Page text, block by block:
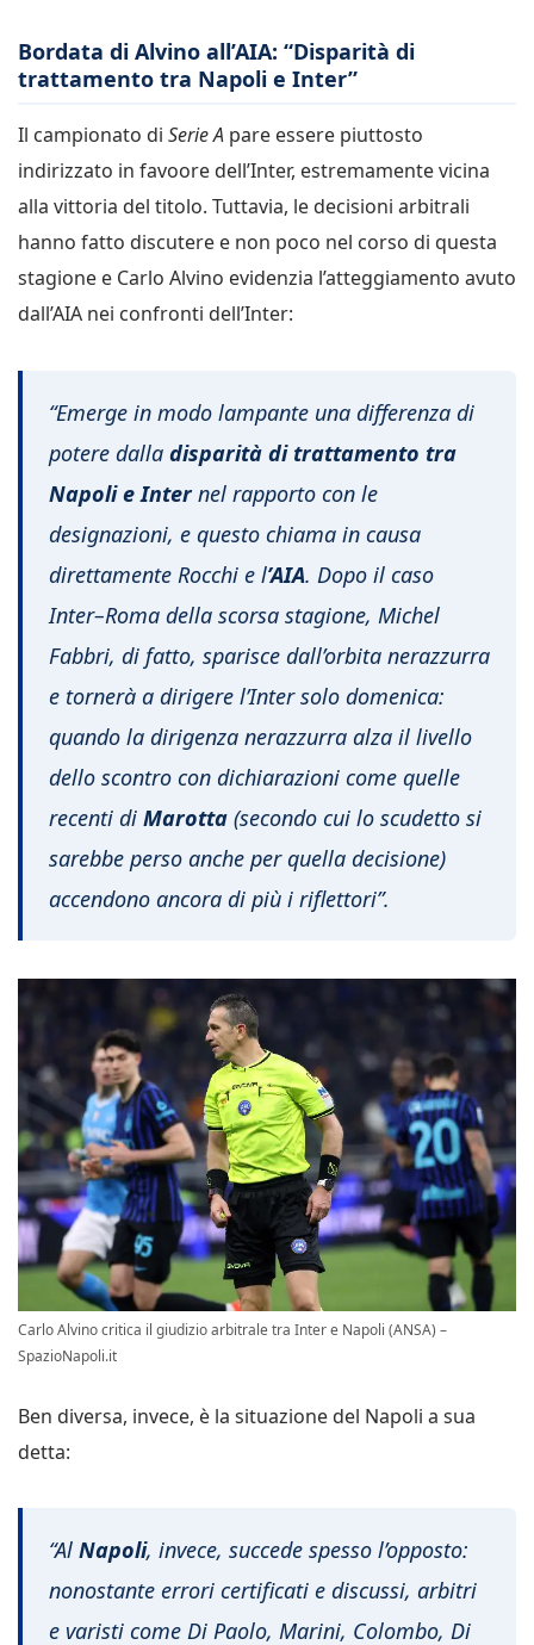
Bordata di Alvino all’AIA: “Disparità di
trattamento tra Napoli e Inter”
Il campionato di Serie A pare essere piuttosto
indirizzato in favoore dell’Inter, estremamente vicina
alla vittoria del titolo. Tuttavia, le decisioni arbitrali
hanno fatto discutere e non poco nel corso di questa
stagione e Carlo Alvino evidenzia l’atteggiamento avuto
dall’AIA nei confronti dell’Inter:
“Emerge in modo lampante una differenza di
potere dalla disparità di trattamento tra
Napoli e Internel rapporto con le
designazioni, e questo chiama in causa
direttamente Rocchi e l’AIA. Dopo il caso
Inter–Roma della scorsa stagione, Michel
Fabbri, di fatto, sparisce dall’orbita nerazzurra
e tornerà a dirigere l’Inter solo domenica:
quando la dirigenza nerazzurra alza il livello
dello scontro con dichiarazioni come quelle
recenti di Marotta (secondo cui lo scudetto si
sarebbe perso anche per quella decisione)
accendono ancora di più i riflettori”.
Carlo Alvino critica il giudizio arbitrale tra Inter e Napoli (ANSA) –
SpazioNapoli.it
Ben diversa, invece, è la situazione del Napoli a sua
detta:
“Al Napoli, invece, succede spesso l’opposto:
nonostante errori certificati e discussi, arbitri
e varisti come Di Paolo, Marini, Colombo, Di